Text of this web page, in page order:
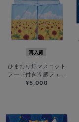
再入荷
ひまわり畑マスコット
フード付き冷感フェ...
¥5,000